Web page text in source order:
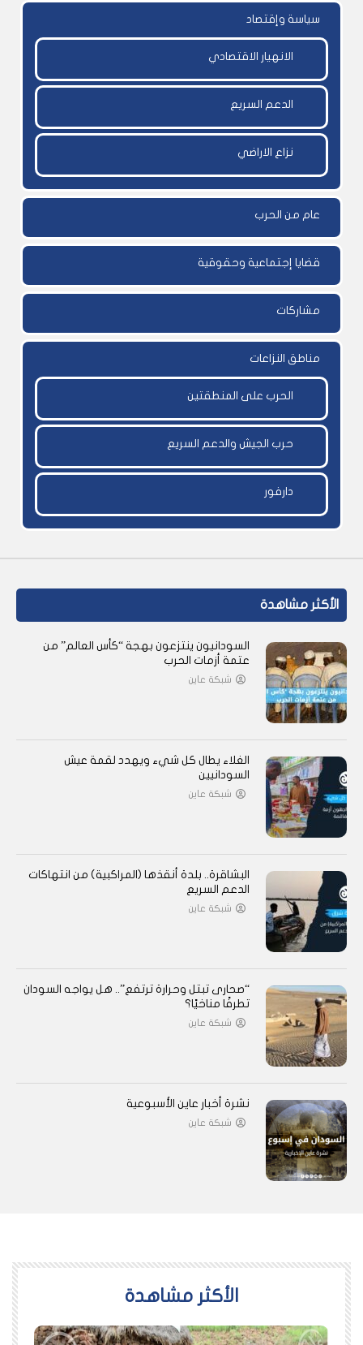
سياسة وإقتصاد
الانهيار الاقتصادي
الدعم السريع
نزاع الاراضي
عام من الحرب
قضايا إجتماعية وحقوقية
مشاركات
مناطق النزاعات
الحرب على المنطقتين
حرب الجيش والدعم السريع
دارفور
الأكثر مشاهدة
السودانيون ينتزعون بهجة “كأس العالم” من
عتمة أزمات الحرب
شبكة عاين
الغلاء يطال كل شيء ويهدد لقمة عيش
السودانيين
شبكة عاين
البشاقرة.. بلدة أنقذها (المراكبية) من انتهاكات
الدعم السريع
شبكة عاين
“صحارى تبتل وحرارة ترتفع”.. هل يواجه السودان
تطرفًا مناخيًا؟
شبكة عاين
نشرة أخبار عاين الأسبوعية
شبكة عاين
اﻷكثر مشاهدة